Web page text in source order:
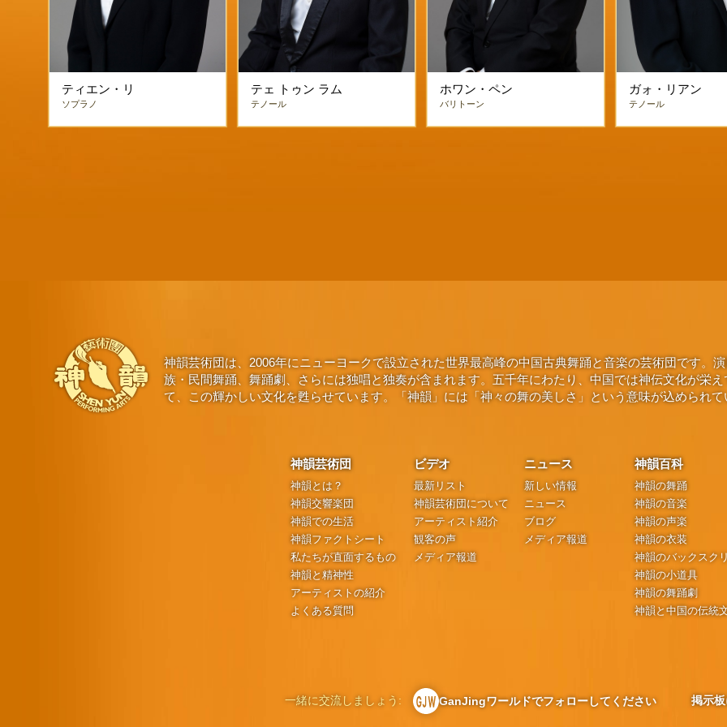
ティエン・リ
ソプラノ
テェ トゥン ラム
テノール
ホワン・ペン
バリトーン
ガォ・リアン
テノール
神韻芸術団は、2006年にニューヨークで設立された世界最高峰の中国古典舞踊と音楽の芸術団です。
族・民間舞踊、舞踊劇、さらには独唱と独奏が含まれます。五千年にわたり、中国では神伝文化が栄
て、この輝かしい文化を甦らせています。「神韻」には「神々の舞の美しさ」という意味が込められ
神韻芸術団
神韻とは？
神韻交響楽団
神韻での生活
神韻ファクトシート
私たちが直面するもの
神韻と精神性
アーティストの紹介
よくある質問
ビデオ
最新リスト
神韻芸術団について
アーティスト紹介
観客の声
メディア報道
ニュース
新しい情報
ニュース
ブログ
メディア報道
神韻百科
神韻の舞踊
神韻の音楽
神韻の声楽
神韻の衣装
神韻のバックスク
神韻の小道具
神韻の舞踊劇
神韻と中国の伝統
一緒に交流しましょう: GanJingワールドでフォローしてください 掲示